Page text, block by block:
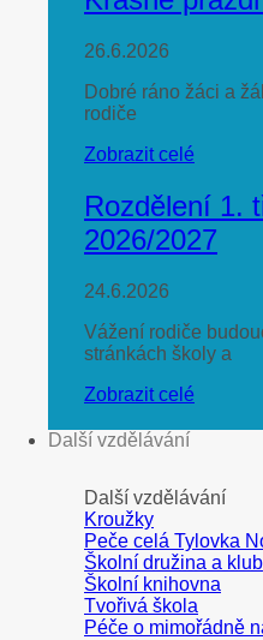
26.6.2026
Dobré ráno žáci a
rodiče
Zobrazit celé
Rozdělení 1.
2026/2027
24.6.2026
Vážení rodiče
stránkách školy a
Zobrazit celé
Další vzdělávání
Další vzdělávání
Kroužky
Peče celá Tylovka
Školní družina a klub
Školní knihovna
Tvořivá škola
Péče o mimořádně